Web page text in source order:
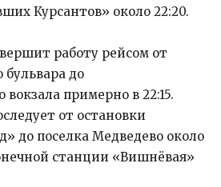
Курсантов» около 22:20.
работу рейсом от
бульвара до
примерно в 22:15.
от остановки
до поселка Медведево около
станции «Вишнёвая»